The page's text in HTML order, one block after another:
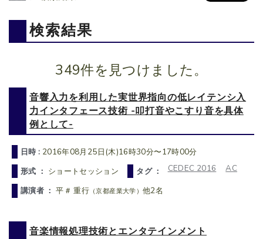
検索結果
349件を見つけました。
音響入力を利用した実世界指向の低レイテンシ入
力インタフェース技術 -叩打音やこすり音を具体
例として-
日時 : 2016年08月25日(木)16時30分〜17時00分
形式 ： ショートセッション タグ ： CEDEC 2016
AC
講演者 ：平＃ 重行 （京都産業大学） 他2名
音楽情報処理技術とエンタテインメント